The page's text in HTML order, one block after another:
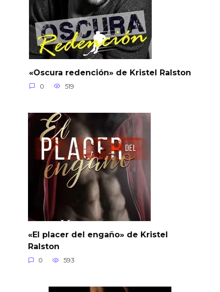
«Oscura redención» de Kristel Ralston
0 519
«El placer del engaño» de Kristel
Ralston
0 593